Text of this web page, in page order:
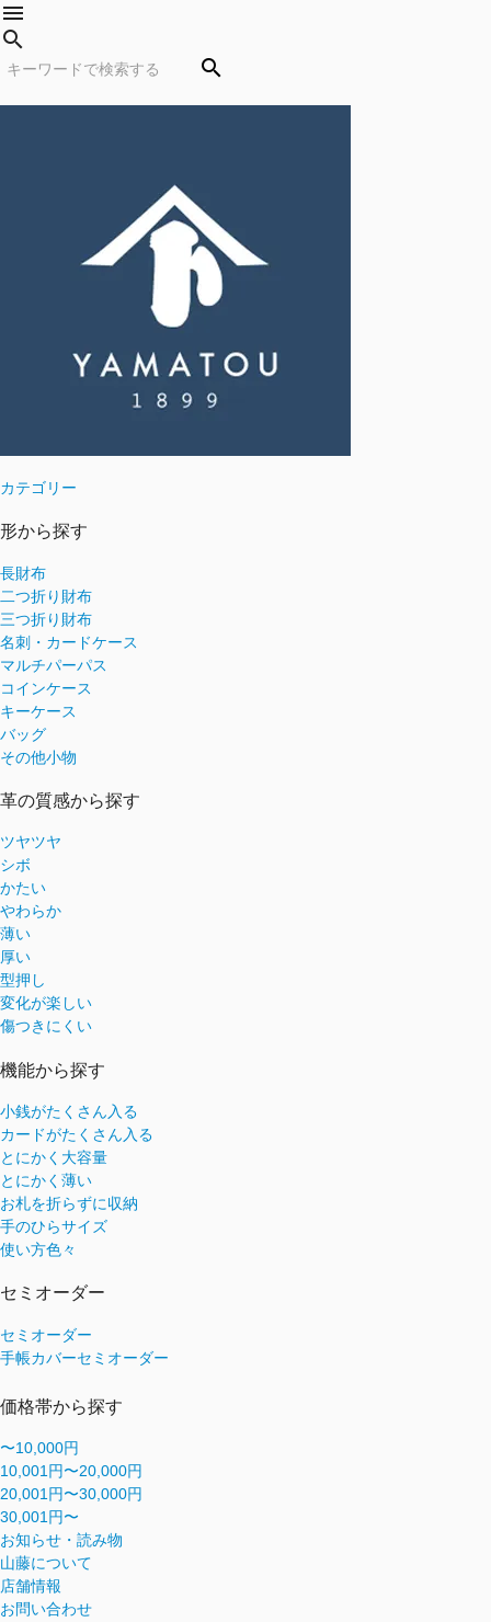
menu
search
search
カテゴリー
形から探す
長財布
二つ折り財布
三つ折り財布
名刺・カードケース
マルチパーパス
コインケース
キーケース
バッグ
その他小物
革の質感から探す
ツヤツヤ
シボ
かたい
やわらか
薄い
厚い
型押し
変化が楽しい
傷つきにくい
機能から探す
小銭がたくさん入る
カードがたくさん入る
とにかく大容量
とにかく薄い
お札を折らずに収納
手のひらサイズ
使い方色々
セミオーダー
セミオーダー
手帳カバーセミオーダー
価格帯から探す
〜10,000円
10,001円〜20,000円
20,001円〜30,000円
30,001円〜
お知らせ・読み物
山藤について
店舗情報
お問い合わせ